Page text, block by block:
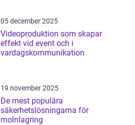
05 december 2025
Videoproduktion som skapar
effekt vid event och i
vardagskommunikation
19 november 2025
De mest populära
säkerhetslösningarna för
molnlagring